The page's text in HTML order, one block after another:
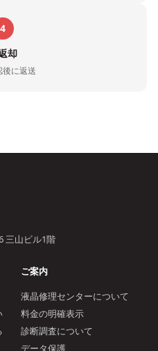
4
却
に返送
三山ビル1階
ご案内
液晶修理センターについて
料金の明確表示
診断調査について
データ保護